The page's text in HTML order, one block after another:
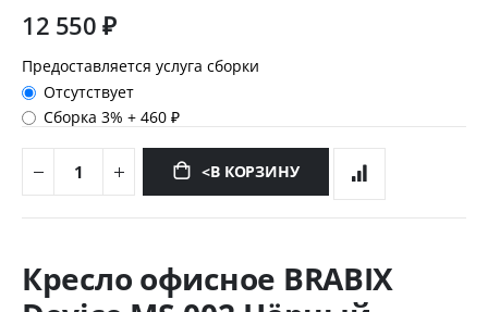
12 550 ₽
Предоставляется услуга сборки
Отсутствует
Сборка 3%+460 ₽
<В КОРЗИНУ
к
началу
галереи
Кресло офисное BRABIX